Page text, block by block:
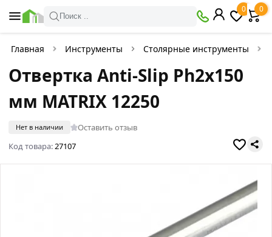
Поиск ..
0 0
Главная Инструменты Столярные инструменты
Отвертка Anti-Slip Ph2х150
мм MATRIX 12250
Нет в наличии
Оставить отзыв
Код товара:27107